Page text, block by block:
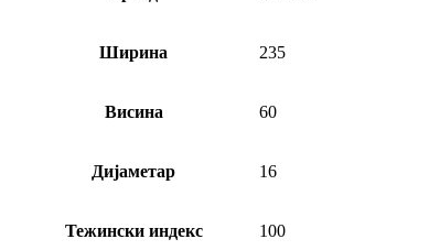
Ширина 235
Висина 60
Дијаметар 16
Тежински индекс 100